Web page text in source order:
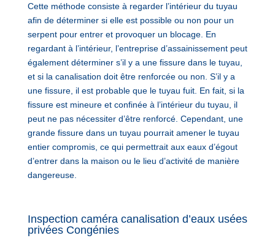
Cette méthode consiste à regarder l’intérieur du tuyau
afin de déterminer si elle est possible ou non pour un
serpent pour entrer et provoquer un blocage. En
regardant à l’intérieur, l’entreprise d’assainissement peut
également déterminer s’il y a une fissure dans le tuyau,
et si la canalisation doit être renforcée ou non. S’il y a
une fissure, il est probable que le tuyau fuit. En fait, si la
fissure est mineure et confinée à l’intérieur du tuyau, il
peut ne pas nécessiter d’être renforcé. Cependant, une
grande fissure dans un tuyau pourrait amener le tuyau
entier compromis, ce qui permettrait aux eaux d’égout
d’entrer dans la maison ou le lieu d’activité de manière
dangereuse.
Inspection caméra canalisation d’eaux usées
privées Congénies